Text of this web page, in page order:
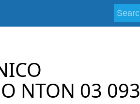
NTON 03 093